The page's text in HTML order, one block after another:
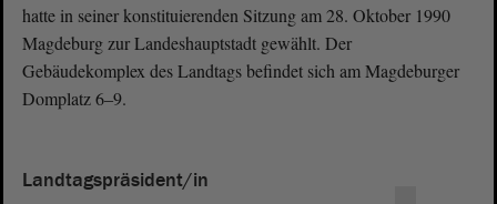
hatte in seiner konstituierenden Sitzung am 28. Oktober 1990
Magdeburg zur Landeshauptstadt gewählt. Der
Gebäudekomplex des Landtags befindet sich am Magdeburger
Domplatz 6‒9.
Landtagspräsident/in